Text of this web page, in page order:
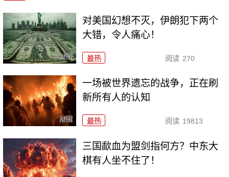
对美国幻想不灭，伊朗犯下两个
大错，令人痛心！
最热 阅读 270
一场被世界遗忘的战争，正在刷
新所有人的认知
最热 阅读 19813
三国歃血为盟剑指何方？中东大
棋有人坐不住了！